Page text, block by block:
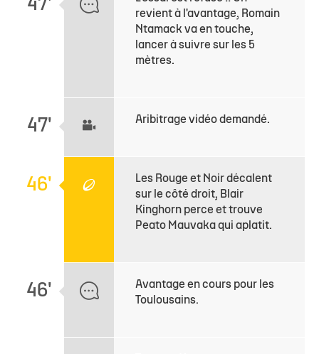
47'
revient à l'avantage, Romain
Ntamack va en touche,
lancer à suivre sur les 5
mètres.
47' Aribitrage vidéo demandé.
46'
Les Rouge et Noir décalent
sur le côté droit, Blair
Kinghorn perce et trouve
Peato Mauvaka qui aplatit.
46'
Avantage en cours pour les
Toulousains.